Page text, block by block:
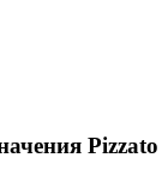
Pizzato